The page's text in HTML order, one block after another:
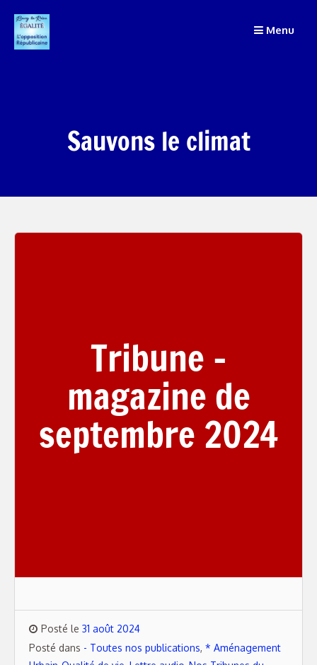
contenu
Menu
Sauvons le climat
Tribune –
magazine de
septembre 2024
Posté le 31 août 2024
Posté dans - Toutes nos publications, * Aménagement